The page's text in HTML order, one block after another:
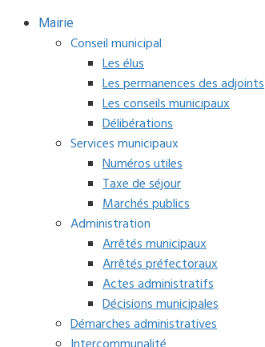
Mairie
Conseil municipal
Les élus
Les permanences des adjoints
Les conseils municipaux
Délibérations
Services municipaux
Numéros utiles
Taxe de séjour
Marchés publics
Administration
Arrêtés municipaux
Arrêtés préfectoraux
Actes administratifs
Décisions municipales
Démarches administratives